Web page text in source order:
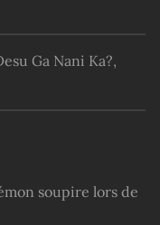
Ga Nani Ka?,
soupire lors de